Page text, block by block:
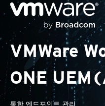
VMWare
ONE
통합 엔드포인트 관리